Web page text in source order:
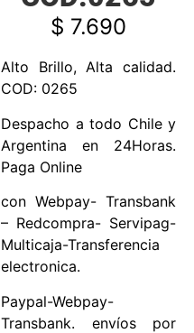
$ 7.690
Alto Brillo, Alta calidad.
COD: 0265
Despacho a todo Chile y
Argentina en 24Horas.
Paga Online
con Webpay- Transbank
– Redcompra- Servipag-
Multicaja-Transferencia
electronica.
Paypal-Webpay-
Transbank. envíos por